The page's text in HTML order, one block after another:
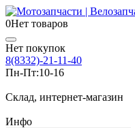
0Нет товаров
Нет покупок
8(8332)-21-11-40
Пн-Пт:10-16
Склад, интернет-магазин
Инфо